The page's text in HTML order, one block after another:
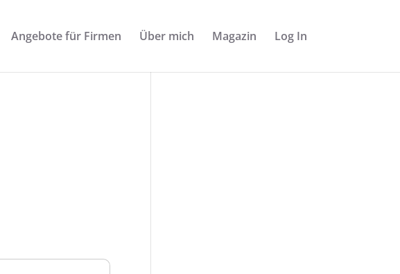
Angebote für Firmen Über mich Magazin Log In